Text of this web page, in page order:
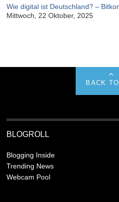
Wie digital ist Deutschland? –
Mittwoch, 22 Oktober, 2025
BACK
BLOGROLL
Blogging Inside
Trending News
Webcam Pool